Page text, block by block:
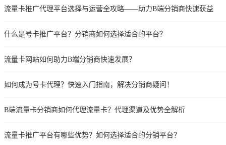
流量卡推广代理平台选择与运营全攻略——助力B端分销商快速获益
什么是号卡推广平台？分销商如何选择适合的平台？
流量卡网站如何助力B端分销商快速发展？
如何成为号卡代理？快速入门指南，解决分销商疑问！
B端流量卡分销商如何代理流量卡？代理渠道及优势全解析
流量卡推广平台有哪些优势？如何选择适合的分销平台？